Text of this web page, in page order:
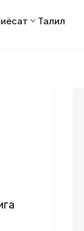
Таҳлил